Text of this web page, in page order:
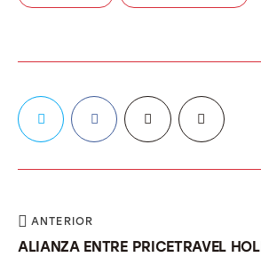
ANTERIOR
ALIANZA ENTRE PRICETRAVEL